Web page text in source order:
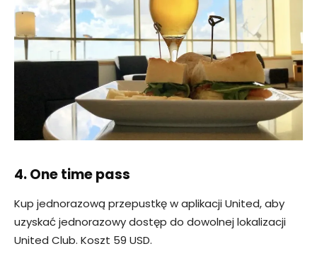
4. One time pass
Kup jednorazową przepustkę w aplikacji United, aby
uzyskać jednorazowy dostęp do dowolnej lokalizacji
United Club. Koszt 59 USD.